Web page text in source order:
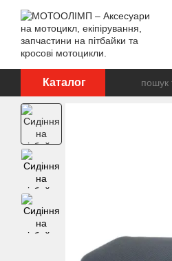
Перейти до основного контенту
Каталог